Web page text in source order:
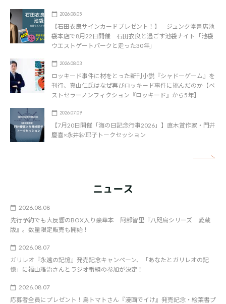
2026.08.05
【石田衣良サインカードプレゼント！】 ジュンク堂書店池
袋本店で8月22日開催 石田衣良と過ごす池袋ナイト「池袋
ウエストゲートパークと走った30年」
2026.08.03
ロッキード事件に材をとった新刊小説『シャドーゲーム』を
刊行、真山仁氏はなぜ再びロッキード事件に挑んだのか【ベ
ストセラーノンフィクション『ロッキード』から5年】
2026.07.09
【7月20日開催「海の日記念行事2026」】直木賞作家・門井
慶喜×永井紗耶子トークセッション
ニュース
2026.08.08
先行予約でも大反響のBOX入り豪華本 阿部智里『八咫烏シリーズ 愛蔵
版』。数量限定販売も開始！
2026.08.07
ガリレオ『永遠の記憶』発売記念キャンペーン、「あなたとガリレオの記
憶」に福山雅治さんとラジオ番組の参加が決定！
2026.08.07
応募者全員にプレゼント！鳥トマトさん『漫画でイけ』発売記念・絵葉書プ